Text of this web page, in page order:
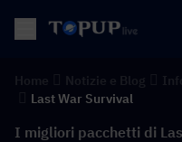
Last War Survival
I migliori pacchetti di